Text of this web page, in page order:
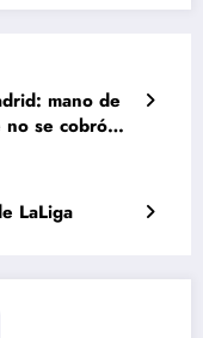
mano de
no se cobró
LaLiga